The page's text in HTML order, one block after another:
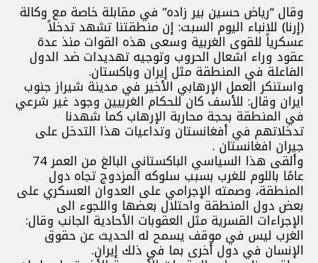
وقال “رياض حسين بير زاده” في مقابلة خاصة مع وكالة
(إرنا) للانباء اليوم السبت: إن منطقتنا تشهد تدخلاً
عسكرياً للقوى الغربية وسعى هذه القوات منذ عدة
عقود وراء اشعال الحروب وتوجيه تهديدات ضد الدول
الفاعلة في المنطقة مثل إيران وباكستان.
واستنكر العمل الإرهابي الأخير في مدينة شيراز جنوب
ايران وقال: للأسف كان للحكام الغربيين وجود غير شرعي
في المنطقة بحجة محاربة الإرهاب كما شهدنا
تدخلاتهم في أفغانستان وتداعيات هذا التدخل على
جيران افغانستان .
وألقى هذا السياسي الباكستاني البالغ من العمر 74
عامًا باللوم للغرب بسبب سلوكه المزدوج تجاه دول
المنطقة، وصمته الإجرامي على العدوان العسكري على
بعض دول المنطقة واحتلال بعضها واللجوء الى
الإجراءات القسرية مثل العقوبات الأحادية الجانب وقال:
الغرب ليس في موقف يسمح له الحديث عن حقوق
الإنسان في دول أخرى بما في ذلك إيران.